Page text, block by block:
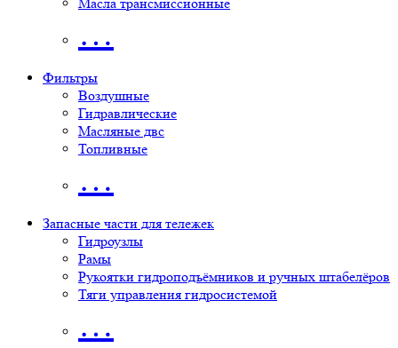
…
Фильтры
Воздушные
Гидравлические
Масляные двс
Топливные
…
Запасные части для тележек
Гидроузлы
Рамы
Рукоятки гидроподъёмников и ручных штабелёров
Тяги управления гидросистемой
…